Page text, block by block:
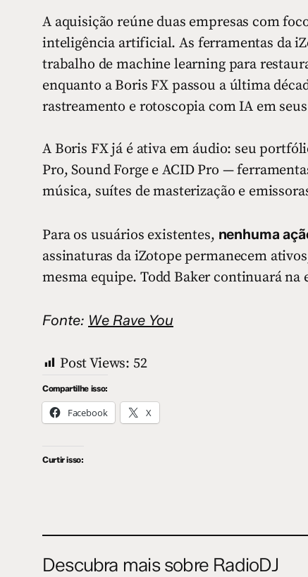
A aquisição reúne duas empresas com
inteligência artificial. As ferramentas da
trabalho de machine learning para
enquanto a Boris FX passou a última
rastreamento e rotoscopia com IA em
A Boris FX já é ativa em áudio: seu
Pro, Sound Forge e ACID Pro —
música, suítes de masterização e
Para os usuários existentes, nenhuma
assinaturas da iZotope permanecem
mesma equipe. Todd Baker continuará na
Fonte: We Rave You
Post Views: 52
Compartilhe isso:
Facebook X
Curtir isso:
Descubra mais sobre RadioDJ